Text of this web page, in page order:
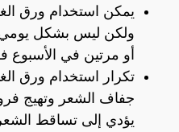
يمكن استخدام ورق
ولكن ليس بشكل
أو مرتين في الأسبوع
تكرار استخدام ورق
جفاف الشعر وتهيج
يؤدي إلى تساقط